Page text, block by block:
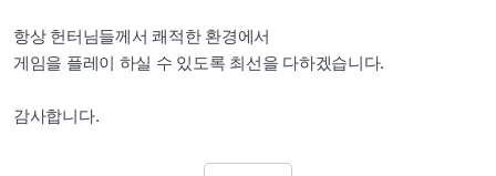
항상 헌터님들께서 쾌적한 환경에서
게임을 플레이 하실 수 있도록 최선을 다하겠습니다.
감사합니다.